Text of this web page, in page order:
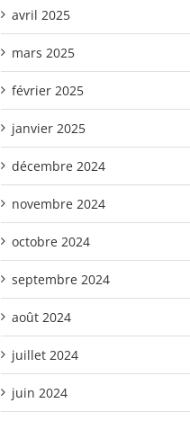
avril 2025
mars 2025
février 2025
janvier 2025
décembre 2024
novembre 2024
octobre 2024
septembre 2024
août 2024
juillet 2024
juin 2024